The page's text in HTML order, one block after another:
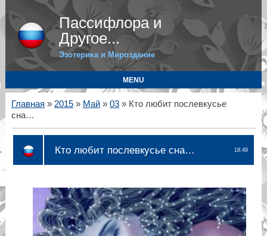
Пассифлора и
Другое...
Эзотерика и Мироздание
MENU
Главная » 2015 » Май » 03» Кто любит послевкусье
сна…
18:49
Кто любит послевкусье сна…